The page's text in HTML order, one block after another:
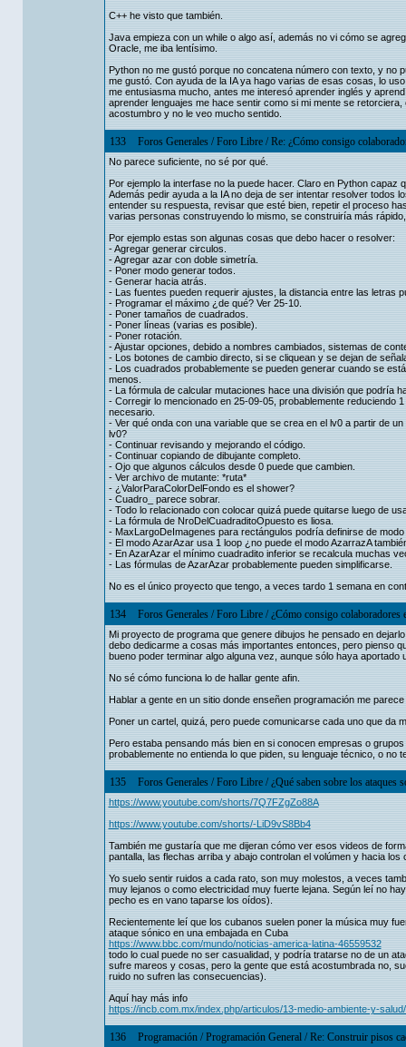
C++ he visto que también.
Java empieza con un while o algo así, además no vi cómo se
Oracle, me iba lentísimo.
Python no me gustó porque no concatena número con texto, y
me gustó. Con ayuda de la IA ya hago varias de esas cosas, lo
me entusiasma mucho, antes me interesó aprender inglés y
aprender lenguajes me hace sentir como si mi mente se
acostumbro y no le veo mucho sentido.
133 Foros Generales/Foro Libre/Re: ¿Cómo consigo
No parece suficiente, no sé por qué.
Por ejemplo la interfase no la puede hacer. Claro en Python capaz
Además pedir ayuda a la IA no deja de ser intentar resolver todos
entender su respuesta, revisar que esté bien, repetir el proceso
varias personas construyendo lo mismo, se construiría más
Por ejemplo estas son algunas cosas que debo hacer o resolver:
- Agregar generar circulos.
- Agregar azar con doble simetría.
- Poner modo generar todos.
- Generar hacia atrás.
- Las fuentes pueden requerir ajustes, la distancia entre las letras
- Programar el máximo ¿de qué? Ver 25-10.
- Poner tamaños de cuadrados.
- Poner líneas (varias es posible).
- Poner rotación.
- Ajustar opciones, debido a nombres cambiados, sistemas de
- Los botones de cambio directo, si se cliquean y se dejan de
- Los cuadrados probablemente se pueden generar cuando se
menos.
- La fórmula de calcular mutaciones hace una división que podría
- Corregir lo mencionado en 25-09-05, probablemente reduciendo
necesario.
- Ver qué onda con una variable que se crea en el lv0 a partir de
lv0?
- Continuar revisando y mejorando el código.
- Continuar copiando de dibujante completo.
- Ojo que algunos cálculos desde 0 puede que cambien.
- Ver archivo de mutante: *ruta*
- ¿ValorParaColorDelFondo es el shower?
- Cuadro_ parece sobrar.
- Todo lo relacionado con colocar quizá puede quitarse luego de
- La fórmula de NroDelCuadraditoOpuesto es liosa.
- MaxLargoDeImagenes para rectángulos podría definirse de
- El modo AzarAzar usa 1 loop ¿no puede el modo AzarrazA
- En AzarAzar el mínimo cuadradito inferior se recalcula muchas
- Las fórmulas de AzarAzar probablemente pueden simplificarse.
No es el único proyecto que tengo, a veces tardo 1 semana en
134 Foros Generales/Foro Libre/¿Cómo consigo colaboradores
Mi proyecto de programa que genere dibujos he pensado en
debo dedicarme a cosas más importantes entonces, pero pienso
bueno poder terminar algo alguna vez, aunque sólo haya aportado
No sé cómo funciona lo de hallar gente afin.
Hablar a gente en un sitio donde enseñen programación me
Poner un cartel, quizá, pero puede comunicarse cada uno que da
Pero estaba pensando más bien en si conocen empresas o
probablemente no entienda lo que piden, su lenguaje técnico, o no
135 Foros Generales/Foro Libre/¿Qué saben sobre los ataques
https://www.youtube.com/shorts/7Q7FZgZo88A
https://www.youtube.com/shorts/-LiD9vS8Bb4
También me gustaría que me dijeran cómo ver esos videos de
pantalla, las flechas arriba y abajo controlan el volúmen y hacia
Yo suelo sentir ruidos a cada rato, son muy molestos, a veces
muy lejanos o como electricidad muy fuerte lejana. Según leí no
pecho es en vano taparse los oídos).
Recientemente leí que los cubanos suelen poner la música muy
ataque sónico en una embajada en Cuba
https://www.bbc.com/mundo/noticias-america-latina-46559532
todo lo cual puede no ser casualidad, y podría tratarse no de un
sufre mareos y cosas, pero la gente que está acostumbrada no,
ruido no sufren las consecuencias).
Aquí hay más info
https://incb.com.mx/index.php/articulos/13-medio-ambiente-y-
136 Programación/Programación General/Re: Construir pisos